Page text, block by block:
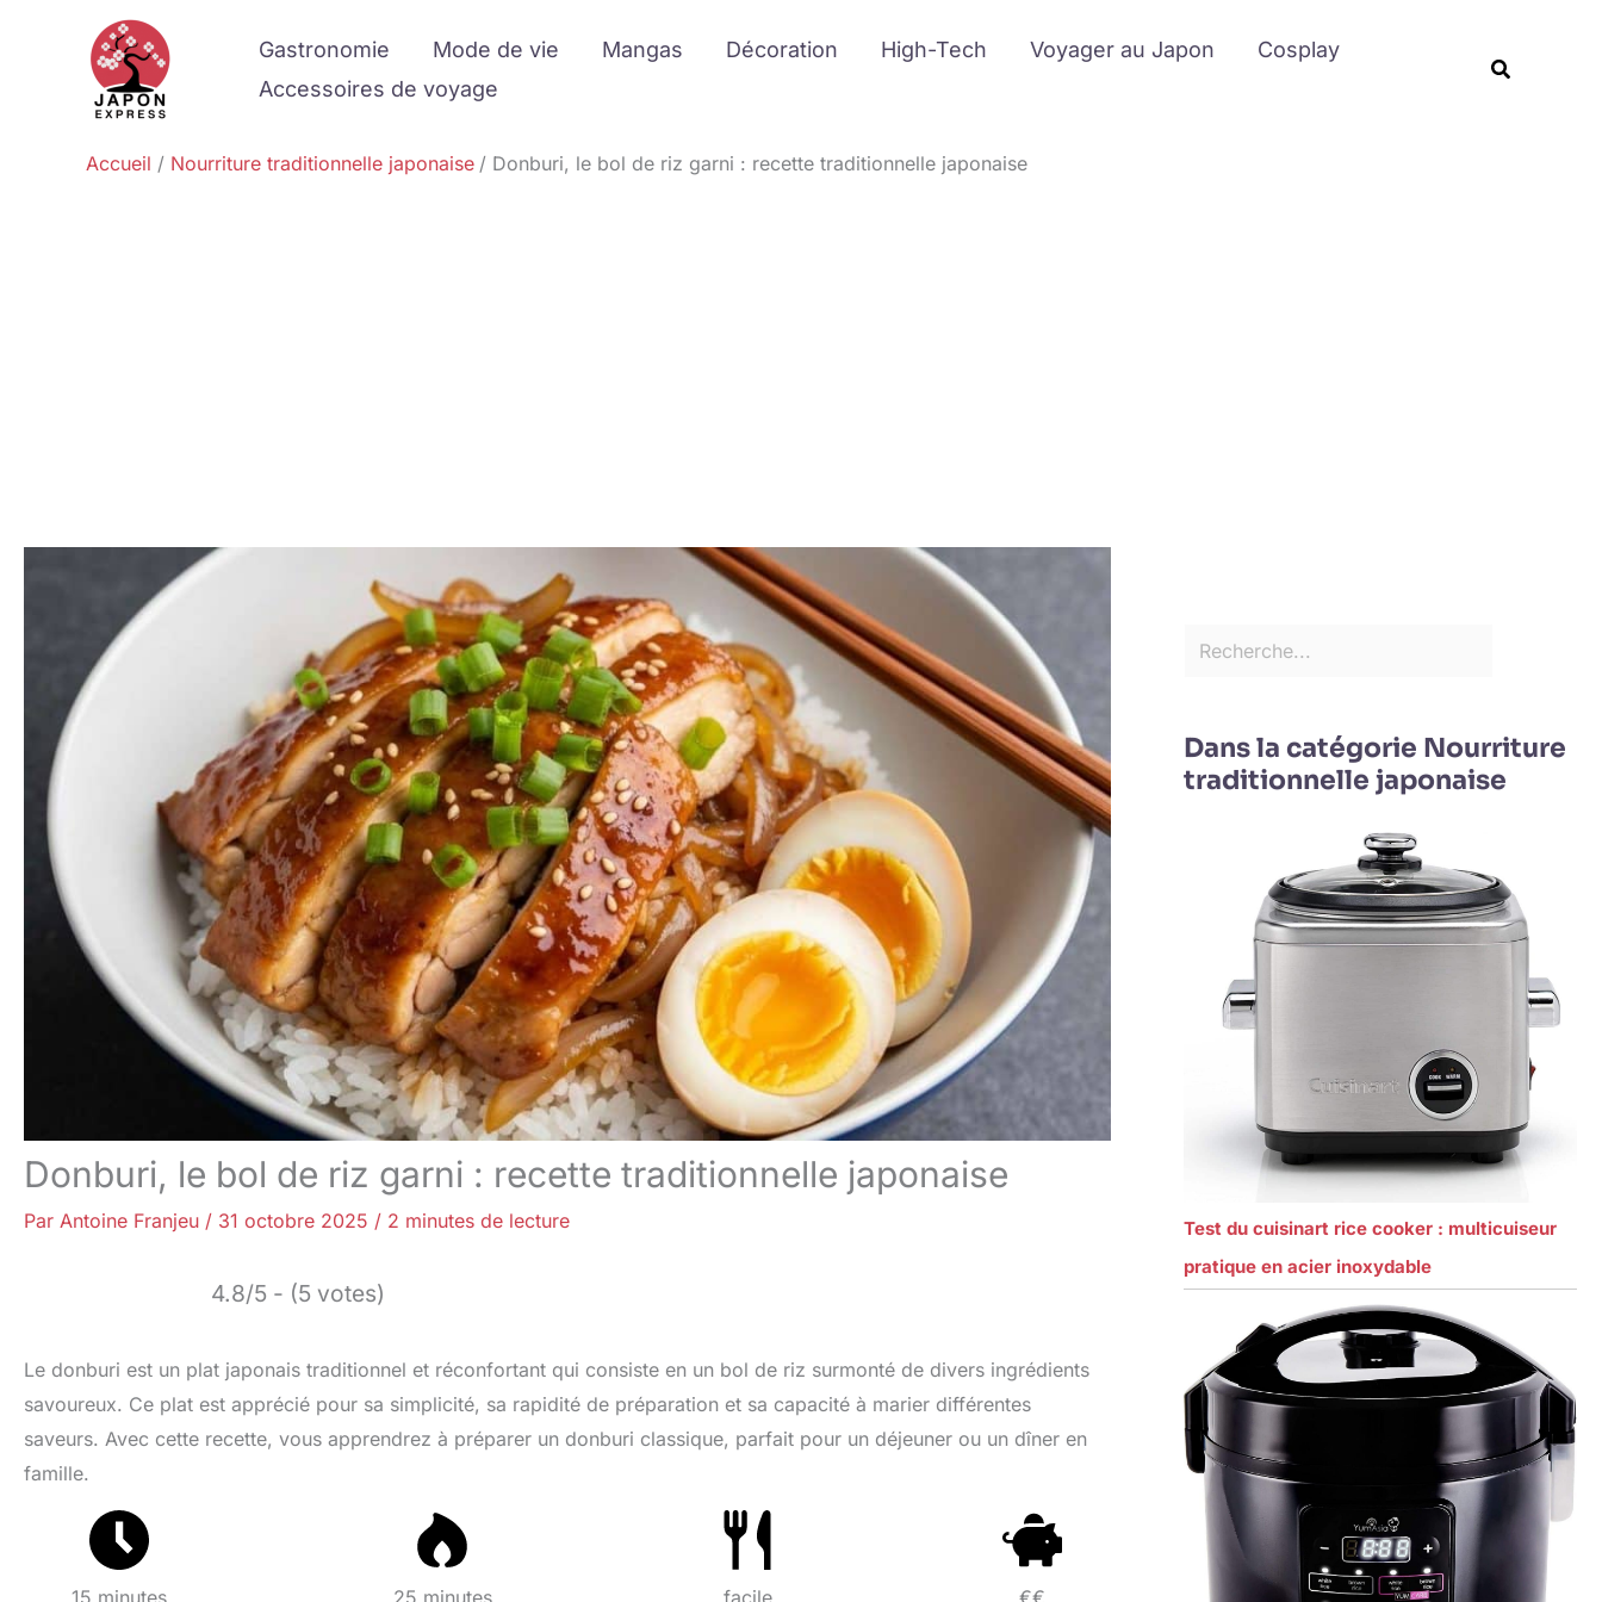
Gastronomie Mode de vie Mangas Décoration High-Tech Voyager au Japon
Cosplay
Accessoires de voyage
Accueil Nourriture traditionnelle japonaise Donburi, le bol de riz garni : recette traditionnelle japonaise
Donburi, le bol de riz garni : recette traditionnelle japonaise
Par Antoine Franjeu / 31 octobre 2025 / 2 minutes de lecture
4.8/5 - (5 votes)
Le donburi est un plat japonais traditionnel et réconfortant qui consiste en un bol de riz surmonté de divers ingrédients
savoureux. Ce plat est apprécié pour sa simplicité, sa rapidité de préparation et sa capacité à marier différentes
saveurs. Avec cette recette, vous apprendrez à préparer un donburi classique, parfait pour un déjeuner ou un dîner en
famille.
15 minutes 25 minutes facile €€
Dans la catégorie Nourriture
traditionnelle japonaise
Test du cuisinart rice cooker : multicuiseur
pratique en acier inoxydable